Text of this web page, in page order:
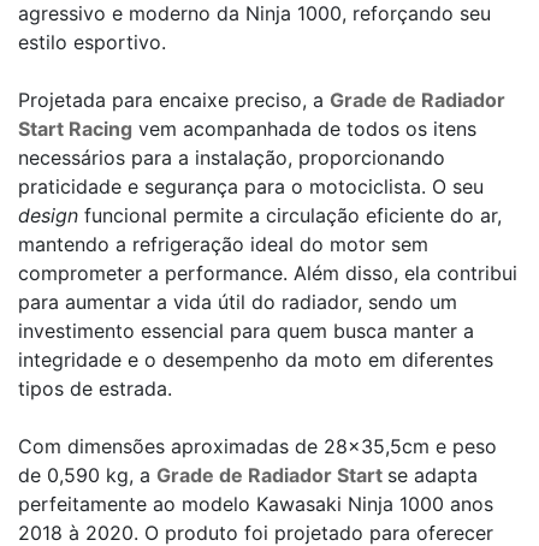
agressivo e moderno da Ninja 1000, reforçando seu
estilo esportivo.
Projetada para encaixe preciso, a Grade de Radiador
Start Racing vem acompanhada de todos os itens
necessários para a instalação, proporcionando
praticidade e segurança para o motociclista. O seu
design funcional permite a circulação eficiente do ar,
mantendo a refrigeração ideal do motor sem
comprometer a performance. Além disso, ela contribui
para aumentar a vida útil do radiador, sendo um
investimento essencial para quem busca manter a
integridade e o desempenho da moto em diferentes
tipos de estrada.
Com dimensões aproximadas de 28x35,5cm e peso
de 0,590 kg, a Grade de Radiador Start se adapta
perfeitamente ao modelo Kawasaki Ninja 1000 anos
2018 à 2020. O produto foi projetado para oferecer